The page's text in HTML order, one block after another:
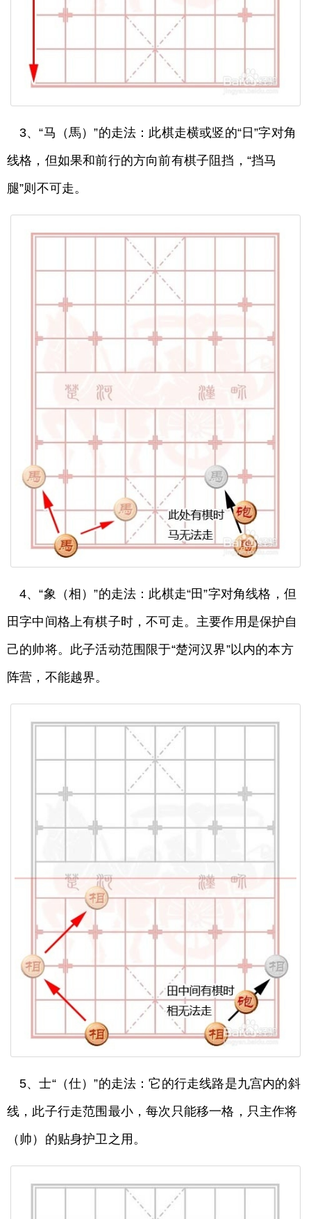
3、“马（馬）”的走法：此棋走横或竖的“日”字对角
线格，但如果和前行的方向前有棋子阻挡，“挡马
腿”则不可走。
4、“象（相）”的走法：此棋走“田”字对角线格，但
田字中间格上有棋子时，不可走。主要作用是保护自
己的帅将。此子活动范围限于“楚河汉界”以内的本方
阵营，不能越界。
5、士“（仕）”的走法：它的行走线路是九宫内的斜
线，此子行走范围最小，每次只能移一格，只主作将
（帅）的贴身护卫之用。